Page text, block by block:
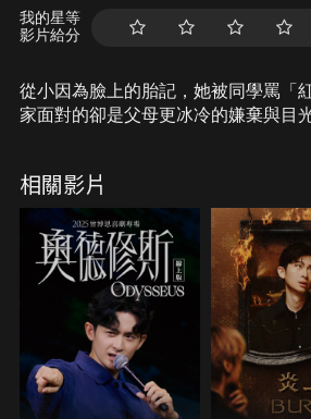
我的星等
影片給分
從小因為臉上的胎記，她被同學罵「
家面對的卻是父母更冰冷的嫌棄與目光
命運欠她的溫柔，她決定自己帶給這
於互相救贖、抱團取暖的催淚故事，
中國文化大學 大眾傳播學系 林靜芳
相關影片